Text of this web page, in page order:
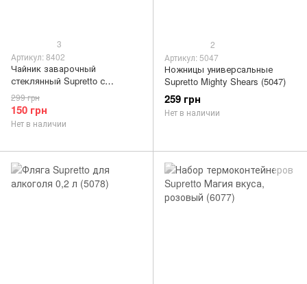
3
Артикул: 8402
Чайник заварочный
стеклянный Supretto с
фильтром (8402)
150 грн
299 грн
Нет в наличии
2
Артикул: 5047
Ножницы универсальные
Supretto Mighty Shears (5047)
259 грн
Нет в наличии